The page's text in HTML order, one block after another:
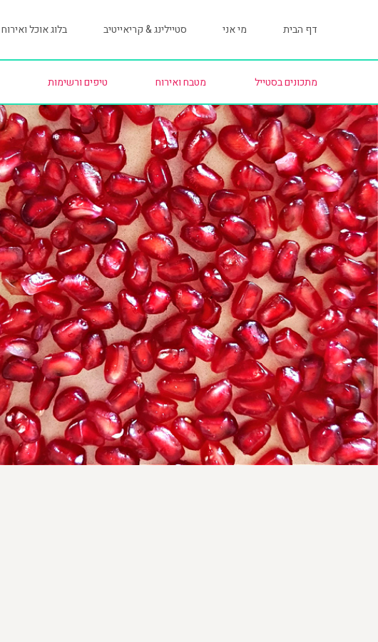
דף הבית מי אני סטיילינג & קריאייטיב בלוג אוכל ואירוח
מתכונים בסטייל מטבח ואירוח טיפים ורשימות